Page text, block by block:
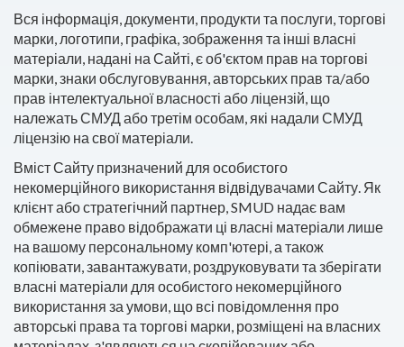
Вся інформація, документи, продукти та послуги, торгові
марки, логотипи, графіка, зображення та інші власні
матеріали, надані на Сайті, є об'єктом прав на торгові
марки, знаки обслуговування, авторських прав та/або
прав інтелектуальної власності або ліцензій, що
належать СМУД або третім особам, які надали СМУД
ліцензію на свої матеріали.
Вміст Сайту призначений для особистого
некомерційного використання відвідувачами Сайту. Як
клієнт або стратегічний партнер, SMUD надає вам
обмежене право відображати ці власні матеріали лише
на вашому персональному комп'ютері, а також
копіювати, завантажувати, роздруковувати та зберігати
власні матеріали для особистого некомерційного
використання за умови, що всі повідомлення про
авторські права та торгові марки, розміщені на власних